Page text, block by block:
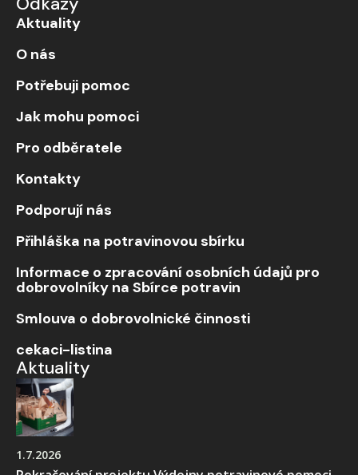
Aktuality
O nás
Potřebuji pomoc
Jak mohu pomoci
Pro odběratele
Kontakty
Podporují nás
Přihláška na potravinovou sbírku
Informace o zpracování osobních údajů pro
dobrovolníky na Sbírce potravin
Smlouva o dobrovolnické činnosti
cekaci-listina
Aktuality
1.7.2026